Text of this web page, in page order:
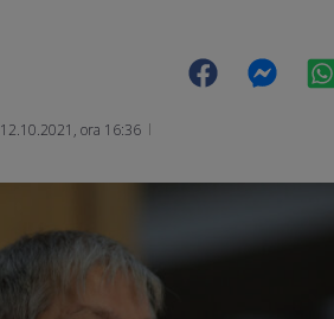
Facebook Messenger
12.10.2021, ora 16:36